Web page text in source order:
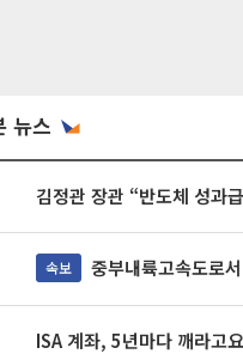
뉴스
김정관 장관 “반도체 성과
속보 중부내륙고속도로
ISA 계좌, 5년마다 깨라고